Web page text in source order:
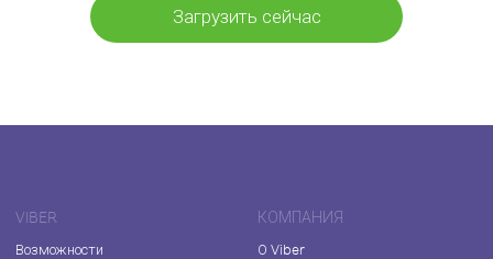
Загрузить сейчас
VIBER
Возможности
КОМПАНИЯ
О Viber